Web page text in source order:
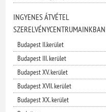
INGYENES ÁTVÉTEL
Budapest II.kerület
Budapest III. kerület
Budapest XV. kerület
Budapest XVII. kerület
Budapest XX. kerület